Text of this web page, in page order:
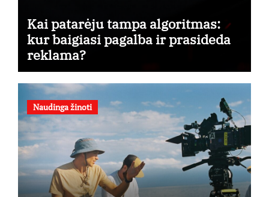
Kai patarėju tampa algoritmas:
kur baigiasi pagalba ir prasideda
reklama?
Naudinga žinoti